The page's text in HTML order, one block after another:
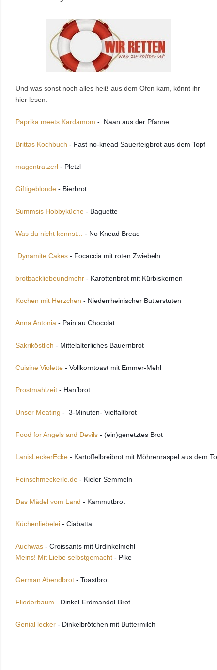
Und was sonst noch alles heiß aus dem Ofen kam, könnt ihr
hier lesen:
Paprika meets Kardamom -  Naan aus der Pfanne
Brittas Kochbuch - Fast no-knead Sauerteigbrot aus dem Topf
magentratzerl - Pletzl
Giftigeblonde - Bierbrot
Summsis Hobbyküche - Baguette
Was du nicht kennst... - No Knead Bread
Dynamite Cakes - Focaccia mit roten Zwiebeln
brotbackliebeundmehr - Karottenbrot mit Kürbiskernen
Kochen mit Herzchen - Niederrheinischer Butterstuten
Anna Antonia - Pain au Chocolat
Sakriköstlich - Mittelalterliches Bauernbrot
Cuisine Violette - Vollkorntoast mit Emmer-Mehl
Prostmahlzeit - Hanfbrot
Unser Meating -  3-Minuten- Vielfaltbrot
Food for Angels and Devils - (ein)genetztes Brot
LanisLeckerEcke - Kartoffelbreibrot mit Möhrenraspel aus dem
Feinschmeckerle.de - Kieler Semmeln
Das Mädel vom Land - Kammutbrot
Küchenliebelei - Ciabatta
Auchwas - Croissants mit Urdinkelmehl
Meins! Mit Liebe selbstgemacht - Pike
German Abendbrot - Toastbrot
Fliederbaum - Dinkel-Erdmandel-Brot
Genial lecker - Dinkelbrötchen mit Buttermilch